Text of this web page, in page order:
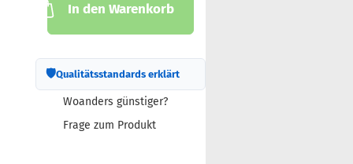
In den Warenkorb
🛡Qualitätsstandards erklärt
Woanders günstiger?
Frage zum Produkt